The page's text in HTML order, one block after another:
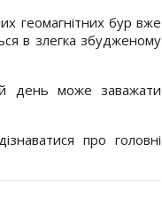
геомагнітних бур вже
в злегка збудженому
день може заважати
про головні